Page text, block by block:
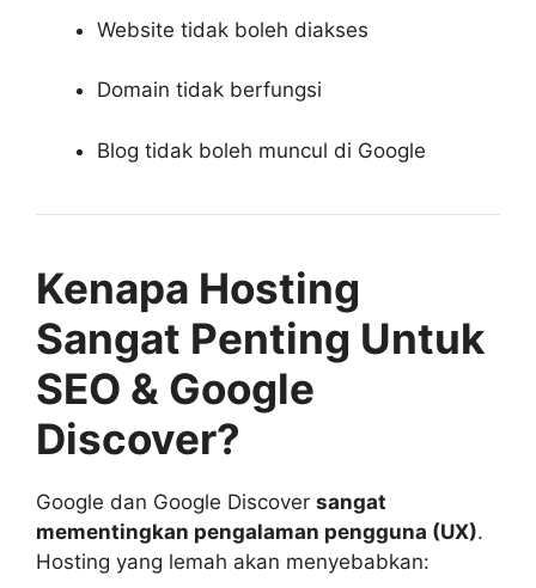
Website tidak boleh diakses
Domain tidak berfungsi
Blog tidak boleh muncul di Google
Kenapa Hosting
Sangat Penting Untuk
SEO & Google
Discover?
Google dan Google Discover sangat
mementingkan pengalaman pengguna (UX).
Hosting yang lemah akan menyebabkan: